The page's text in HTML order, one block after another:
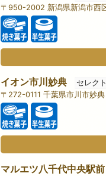
〒950-2002 新潟県新潟市西
イオン市川妙典
セレク
〒272-0111 千葉県市川市妙典
マルエツ八千代中央駅前